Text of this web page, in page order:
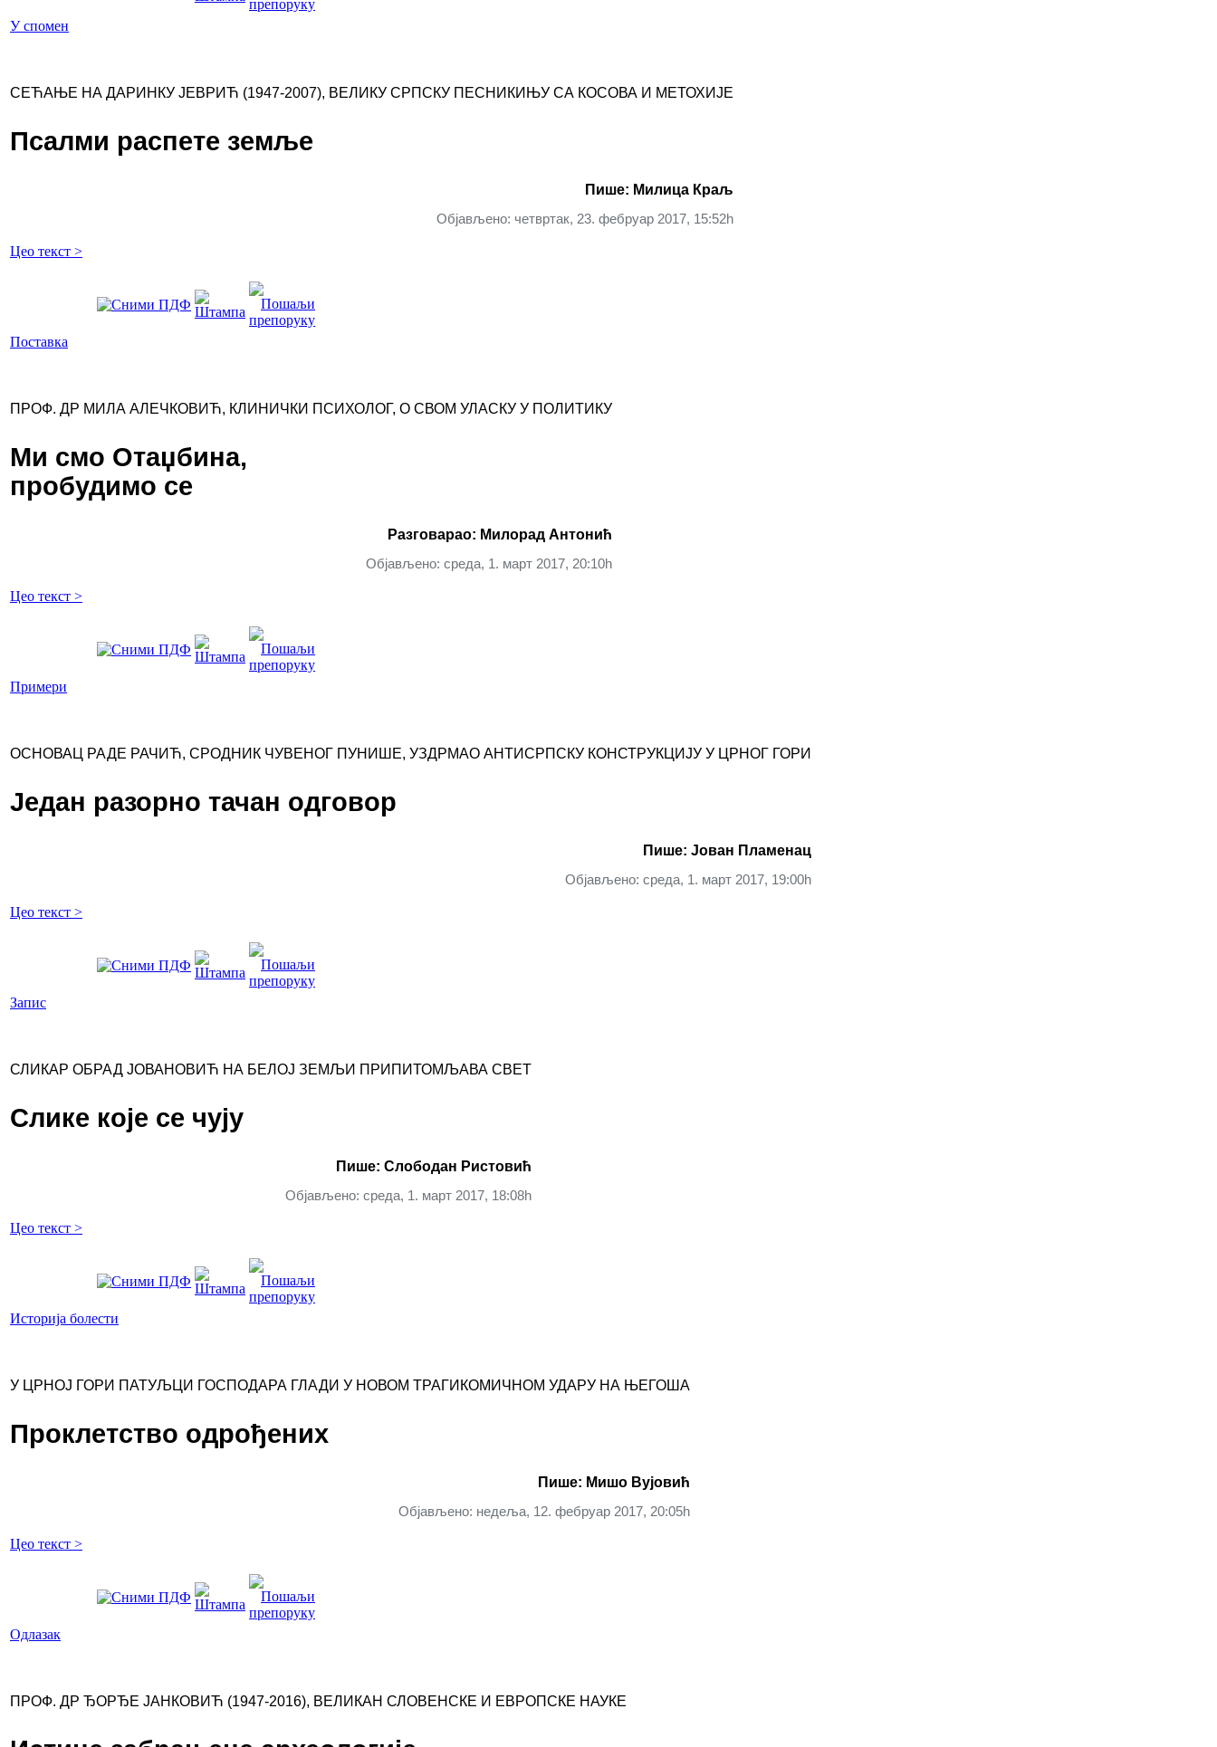
У спомен
СЕЋАЊЕ НА ДАРИНКУ ЈЕВРИЋ (1947-2007), ВЕЛИКУ СРПСКУ ПЕСНИКИЊУ СА КОСОВА И МЕТОХИЈЕ
Псалми распете земље
Пише: Милица Краљ
Објављено: четвртак, 23. фебруар 2017, 15:52h
Цео текст >
Поставка
ПРОФ. ДР МИЛА АЛЕЧКОВИЋ, КЛИНИЧКИ ПСИХОЛОГ, О СВОМ УЛАСКУ У ПОЛИТИКУ
Ми смо Отаџбина,
пробудимо се
Разговарао: Милорад Антонић
Објављено: среда, 1. март 2017, 20:10h
Цео текст >
Примери
ОСНОВАЦ РАДЕ РАЧИЋ, СРОДНИК ЧУВЕНОГ ПУНИШЕ, УЗДРМАО АНТИСРПСКУ КОНСТРУКЦИЈУ У ЦРНОГ ГОРИ
Један разорно тачан одговор
Пише: Јован Пламенац
Објављено: среда, 1. март 2017, 19:00h
Цео текст >
Запис
СЛИКАР ОБРАД ЈОВАНОВИЋ НА БЕЛОЈ ЗЕМЉИ ПРИПИТОМЉАВА СВЕТ
Слике које се чују
Пише: Слободан Ристовић
Објављено: среда, 1. март 2017, 18:08h
Цео текст >
Историја болести
У ЦРНОЈ ГОРИ ПАТУЉЦИ ГОСПОДАРА ГЛАДИ У НОВОМ ТРАГИКОМИЧНОМ УДАРУ НА ЊЕГОША
Проклетство одрођених
Пише: Мишо Вујовић
Објављено: недеља, 12. фебруар 2017, 20:05h
Цео текст >
Одлазак
ПРОФ. ДР ЂОРЂЕ ЈАНКОВИЋ (1947-2016), ВЕЛИКАН СЛОВЕНСКЕ И ЕВРОПСКЕ НАУКЕ